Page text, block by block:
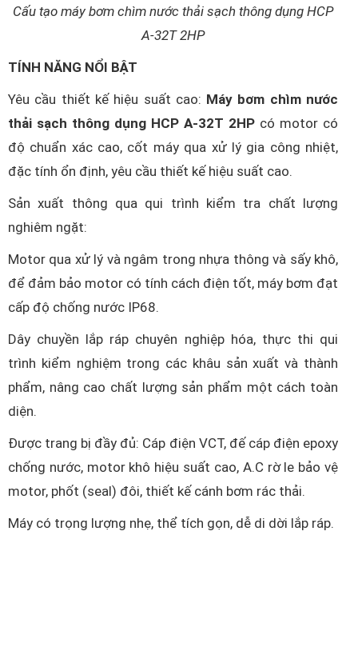
Cấu tạo máy bơm chìm nước thải sạch thông dụng HCP
A-32T 2HP
TÍNH NĂNG NỔI BẬT
Yêu cầu thiết kế hiệu suất cao: Máy bơm chìm nước
thải sạch thông dụng HCP A-32T 2HP có motor có
độ chuẩn xác cao, cốt máy qua xử lý gia công nhiệt,
đặc tính ổn định, yêu cầu thiết kế hiệu suất cao.
Sản xuất thông qua qui trình kiểm tra chất lượng
nghiêm ngặt:
Motor qua xử lý và ngâm trong nhựa thông và sấy khô,
để đảm bảo motor có tính cách điện tốt, máy bơm đạt
cấp độ chống nước IP68.
Dây chuyền lắp ráp chuyên nghiệp hóa, thực thi qui
trình kiểm nghiệm trong các khâu sản xuất và thành
phẩm, nâng cao chất lượng sản phẩm một cách toàn
diện.
Được trang bị đầy đủ: Cáp điện VCT, đế cáp điện epoxy
chống nước, motor khô hiệu suất cao, A.C rờ le bảo vệ
motor, phốt (seal) đôi, thiết kế cánh bơm rác thải.
Máy có trọng lượng nhẹ, thể tích gọn, dễ di dời lắp ráp.